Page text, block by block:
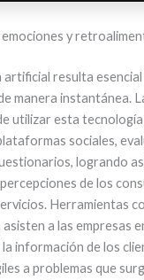
emociones y
artificial resulta
manera instantánea.
utilizar esta
sociales,
logrando
de los
Herramientas
a las empresas
información de los
a problemas que